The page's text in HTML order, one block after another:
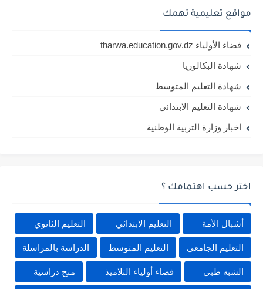
مواقع تعليمية تهمك
فضاء الأولياء tharwa.education.gov.dz
شهادة البكالوريا
شهادة التعليم المتوسط
شهادة التعليم الابتدائي
اخبار وزارة التربية الوطنية
اختر حسب اهتمامك ؟
أشبال الأمة التعليم الابتدائي التعليم الثانوي
التعليم الجامعي التعليم المتوسط الدراسة بالمراسلة
الشبه طبي فضاء أولياء التلاميذ منح دراسية